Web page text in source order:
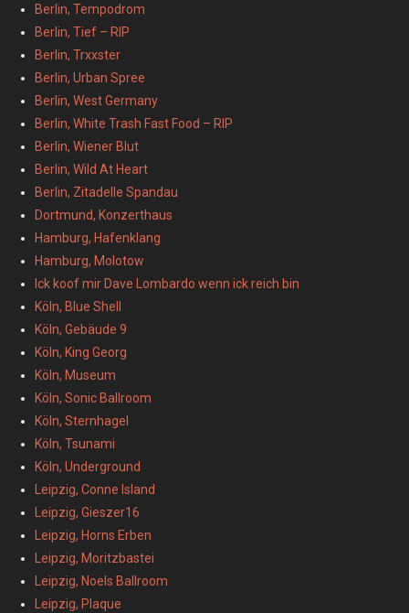
Berlin, Tempodrom
Berlin, Tief – RIP
Berlin, Trxxster
Berlin, Urban Spree
Berlin, West Germany
Berlin, White Trash Fast Food – RIP
Berlin, Wiener Blut
Berlin, Wild At Heart
Berlin, Zitadelle Spandau
Dortmund, Konzerthaus
Hamburg, Hafenklang
Hamburg, Molotow
Ick koof mir Dave Lombardo wenn ick reich bin
Köln, Blue Shell
Köln, Gebäude 9
Köln, King Georg
Köln, Museum
Köln, Sonic Ballroom
Köln, Sternhagel
Köln, Tsunami
Köln, Underground
Leipzig, Conne Island
Leipzig, Gieszer16
Leipzig, Horns Erben
Leipzig, Moritzbastei
Leipzig, Noels Ballroom
Leipzig, Plaque